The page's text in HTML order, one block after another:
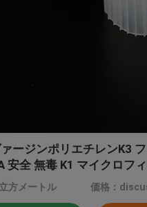
ージンポリエチレンK3
安全 無毒 K1 マイクロフ
ー反応器 中国メーカー
方メートル 価格：